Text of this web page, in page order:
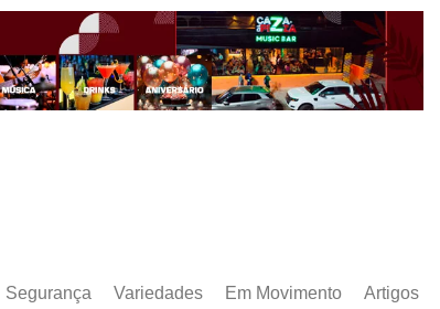
Segurança Variedades Em Movimento Artigos